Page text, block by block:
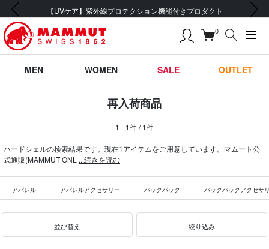
【UVケア】紫外線プロテクション機能付きプロダクト
前の画像 次の画像
0
MEN WOMEN SALE OUTLET
再入荷商品
1 - 1件 / 1件
ハードシェルの検索結果です。現在1アイテムをご用意しています。マムート公
式通販(MAMMUT ONL ...続きを読む
アパレル アパレルアクセサリー バックパック バックパックアクセサ
並び替え 絞り込み